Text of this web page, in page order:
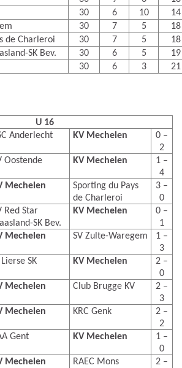
30 6 10 14
30 7 5 18
de Charleroi 30 7 5 18
SK Bev. 30 6 5 19
30 6 3 21
U 16
Anderlecht KV Mechelen
0 –
2
Oostende KV Mechelen
1 –
4
Mechelen
Sporting du Pays
de Charleroi
3 –
0
Red Star
SK Bev.
KV Mechelen
0 –
1
Mechelen SV Zulte-Waregem
1 –
3
Lierse SK KV Mechelen
2 –
0
Mechelen Club Brugge KV
2 –
3
Mechelen KRC Genk
2 –
2
Gent KV Mechelen
1 –
0
Mechelen RAEC Mons
2 –